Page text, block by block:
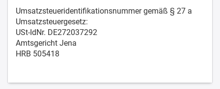
Umsatzsteueridentifikationsnummer gemäß § 27 a
Umsatzsteuergesetz:
USt-IdNr. DE272037292
Amtsgericht Jena
HRB 505418